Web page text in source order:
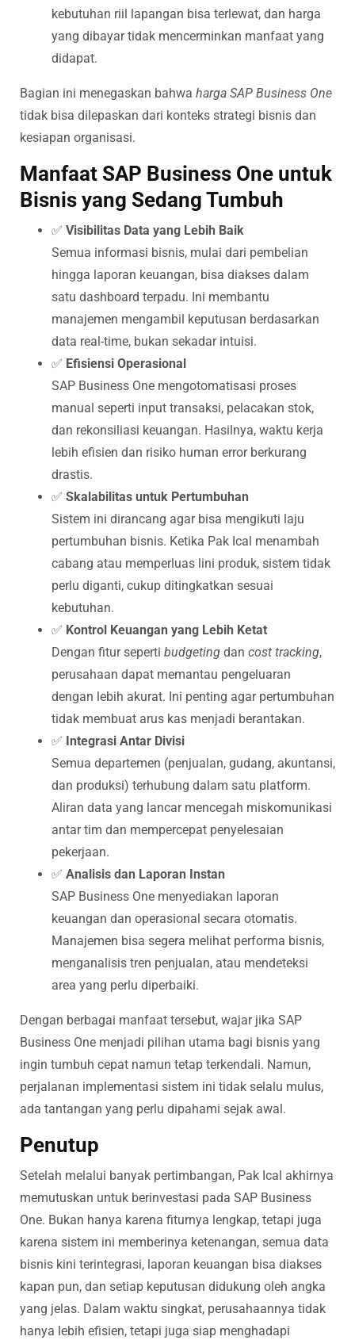
kebutuhan riil lapangan bisa terlewat, dan harga
yang dibayar tidak mencerminkan manfaat yang
didapat.
Bagian ini menegaskan bahwa harga SAP Business One
tidak bisa dilepaskan dari konteks strategi bisnis dan
kesiapan organisasi.
Manfaat SAP Business One untuk
Bisnis yang Sedang Tumbuh
✅ Visibilitas Data yang Lebih Baik
Semua informasi bisnis, mulai dari pembelian
hingga laporan keuangan, bisa diakses dalam
satu dashboard terpadu. Ini membantu
manajemen mengambil keputusan berdasarkan
data real-time, bukan sekadar intuisi.
✅ Efisiensi Operasional
SAP Business One mengotomatisasi proses
manual seperti input transaksi, pelacakan stok,
dan rekonsiliasi keuangan. Hasilnya, waktu kerja
lebih efisien dan risiko human error berkurang
drastis.
✅ Skalabilitas untuk Pertumbuhan
Sistem ini dirancang agar bisa mengikuti laju
pertumbuhan bisnis. Ketika Pak Ical menambah
cabang atau memperluas lini produk, sistem tidak
perlu diganti, cukup ditingkatkan sesuai
kebutuhan.
✅ Kontrol Keuangan yang Lebih Ketat
Dengan fitur seperti budgeting dan cost tracking,
perusahaan dapat memantau pengeluaran
dengan lebih akurat. Ini penting agar pertumbuhan
tidak membuat arus kas menjadi berantakan.
✅ Integrasi Antar Divisi
Semua departemen (penjualan, gudang, akuntansi,
dan produksi) terhubung dalam satu platform.
Aliran data yang lancar mencegah miskomunikasi
antar tim dan mempercepat penyelesaian
pekerjaan.
✅ Analisis dan Laporan Instan
SAP Business One menyediakan laporan
keuangan dan operasional secara otomatis.
Manajemen bisa segera melihat performa bisnis,
menganalisis tren penjualan, atau mendeteksi
area yang perlu diperbaiki.
Dengan berbagai manfaat tersebut, wajar jika SAP
Business One menjadi pilihan utama bagi bisnis yang
ingin tumbuh cepat namun tetap terkendali. Namun,
perjalanan implementasi sistem ini tidak selalu mulus,
ada tantangan yang perlu dipahami sejak awal.
Penutup
Setelah melalui banyak pertimbangan, Pak Ical akhirnya
memutuskan untuk berinvestasi pada SAP Business
One. Bukan hanya karena fiturnya lengkap, tetapi juga
karena sistem ini memberinya ketenangan, semua data
bisnis kini terintegrasi, laporan keuangan bisa diakses
kapan pun, dan setiap keputusan didukung oleh angka
yang jelas. Dalam waktu singkat, perusahaannya tidak
hanya lebih efisien, tetapi juga siap menghadapi